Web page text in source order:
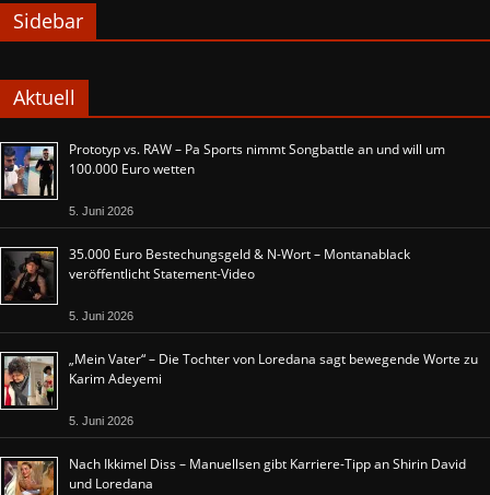
Sidebar
Aktuell
Prototyp vs. RAW – Pa Sports nimmt Songbattle an und will um
100.000 Euro wetten
5. Juni 2026
35.000 Euro Bestechungsgeld & N-Wort – Montanablack
veröffentlicht Statement-Video
5. Juni 2026
„Mein Vater“ – Die Tochter von Loredana sagt bewegende Worte zu
Karim Adeyemi
5. Juni 2026
Nach Ikkimel Diss – Manuellsen gibt Karriere-Tipp an Shirin David
und Loredana